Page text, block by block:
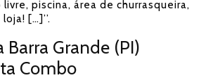
piscina, área de churrasqueira,
[…]’’.
Barra Grande (PI)
Combo